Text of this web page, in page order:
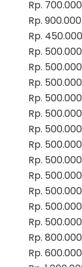
Rp. 700.000
Rp. 900.000
Rp. 450.000
Rp. 500.000
Rp. 500.000
Rp. 500.000
Rp. 500.000
Rp. 500.000
Rp. 500.000
Rp. 500.000
Rp. 500.000
Rp. 500.000
Rp. 500.000
Rp. 500.000
Rp. 500.000
Rp. 800.000
Rp. 600.000